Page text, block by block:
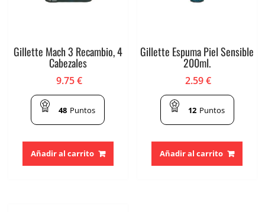
Gillette Mach 3 Recambio, 4
Cabezales
9.75€
48 Puntos
Añadir al carrito
Gillette Espuma Piel Sensible
200ml.
2.59€
12 Puntos
Añadir al carrito